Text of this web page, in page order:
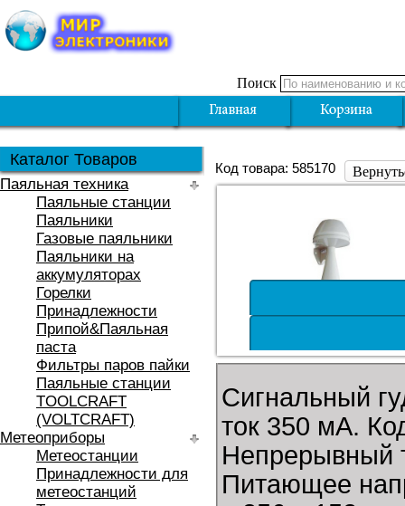
Поиск
Каталог Товаров
Паяльная техника
Паяльные станции
Паяльники
Газовые паяльники
Паяльники на
аккумуляторах
Горелки
Принадлежности
Припой&Паяльная
паста
Фильтры паров пайки
Паяльные станции
TOOLCRAFT
(VOLTCRAFT)
Метеоприборы
Метеостанции
Принадлежности для
метеостанций
Код товара: 585170
Сигнальный
ток 350 мА.
Непрерывный
Питающее